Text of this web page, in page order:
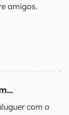
amigos.
com o